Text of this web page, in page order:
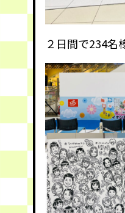
２日間で234名